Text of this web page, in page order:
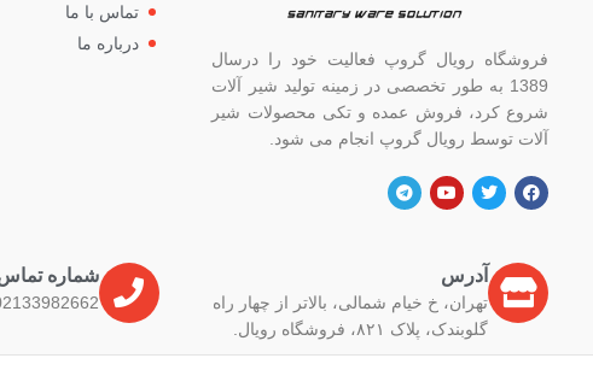
فروشگاه رویال گروپ فعالیت خود را درسال
1389 به طور تخصصی در زمینه تولید شیر آلات
شروع کرد، فروش عمده و تکی محصولات شیر
آلات توسط رویال گروپ انجام می شود.
تماس با ما
درباره ما
آدرس
تهران، خ خیام شمالی، بالاتر از چهار راه
گلوبندک، پلاک ۸۲۱، فروشگاه رویال.
شماره